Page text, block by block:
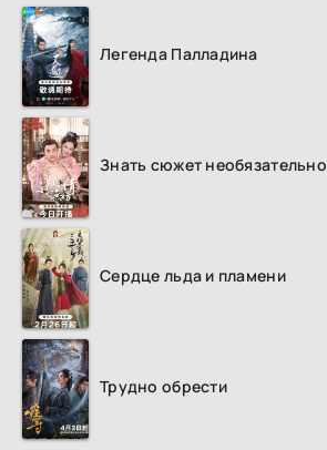
Легенда Палладина
Знать сюжет необязательно
Сердце льда и пламени
Трудно обрести